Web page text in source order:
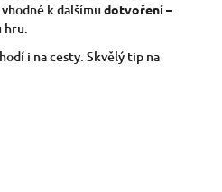
k dalšímu dotvoření –
hru.
i na cesty. Skvělý tip na